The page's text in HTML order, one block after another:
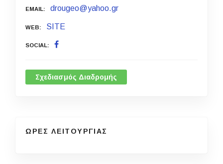
EMAIL drougeo@yahoo.gr
WEB SITE
SOCIAL
Σχεδιασμός Διαδρομής
ΩΡΕΣ ΛΕΙΤΟΥΡΓΙΑΣ